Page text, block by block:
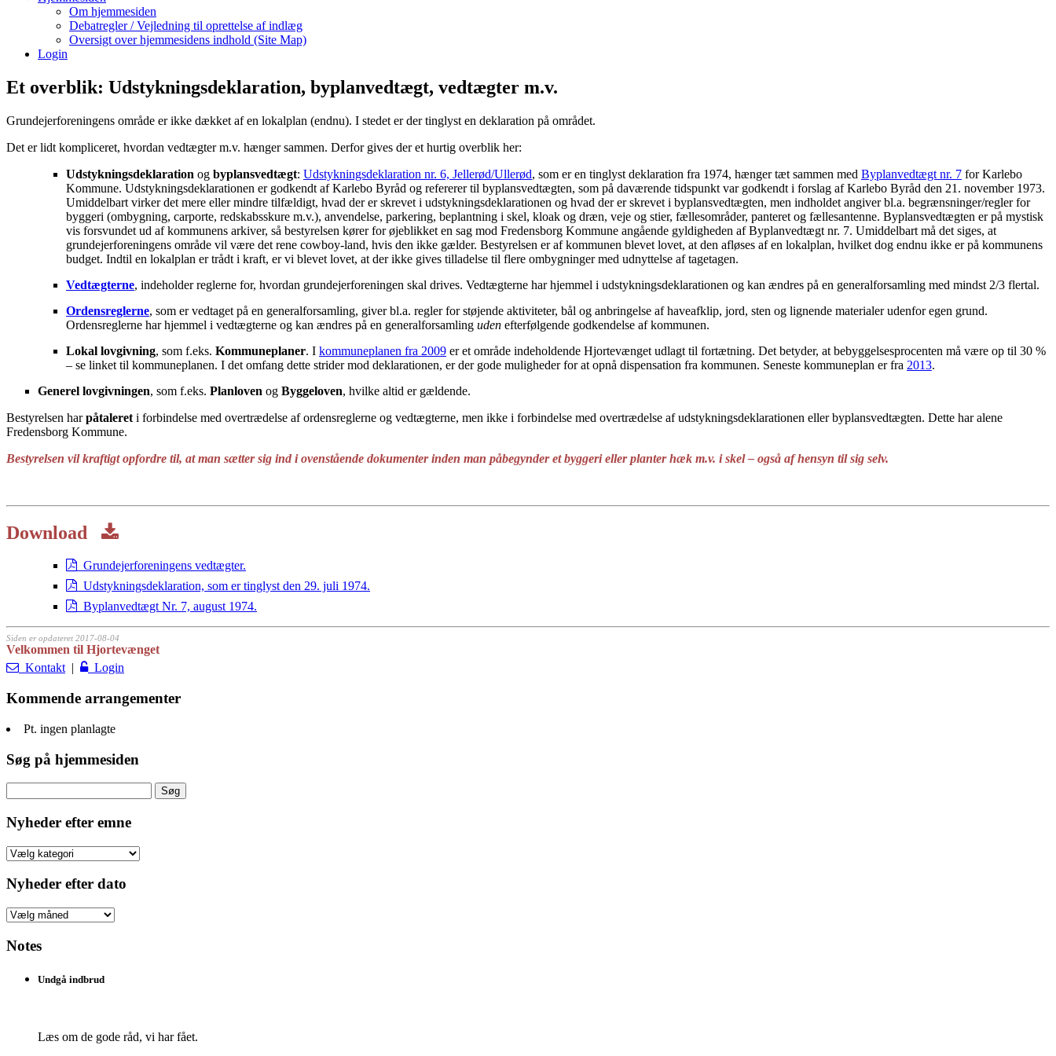
Om hjemmesiden
Debatregler / Vejledning til oprettelse af indlæg
Oversigt over hjemmesidens indhold (Site Map)
Login
Et overblik: Udstykningsdeklaration, byplanvedtægt, vedtægter m.v.
Grundejerforeningens område er ikke dækket af en lokalplan (endnu). I stedet er der tinglyst en deklaration på området.
Det er lidt kompliceret, hvordan vedtægter m.v. hænger sammen. Derfor gives der et hurtig overblik her:
Udstykningsdeklaration og byplansvedtægt: Udstykningsdeklaration nr. 6, Jellerød/Ullerød, som er en tinglyst deklaration fra 1974, hænger tæt sammen med Byplanvedtægt nr. 7 for Karlebo
Kommune. Udstykningsdeklarationen er godkendt af Karlebo Byråd og refererer til byplansvedtægten, som på daværende tidspunkt var godkendt i forslag af Karlebo Byråd den 21. november 1973.
Umiddelbart virker det mere eller mindre tilfældigt, hvad der er skrevet i udstykningsdeklarationen og hvad der er skrevet i byplansvedtægten, men indholdet angiver bl.a. begrænsninger/regler for
byggeri (ombygning, carporte, redskabsskure m.v.), anvendelse, parkering, beplantning i skel, kloak og dræn, veje og stier, fællesområder, panteret og fællesantenne. Byplansvedtægten er på mystisk
vis forsvundet ud af kommunens arkiver, så bestyrelsen kører for øjeblikket en sag mod Fredensborg Kommune angående gyldigheden af Byplanvedtægt nr. 7. Umiddelbart må det siges, at
grundejerforeningens område vil være det rene cowboy-land, hvis den ikke gælder. Bestyrelsen er af kommunen blevet lovet, at den afløses af en lokalplan, hvilket dog endnu ikke er på kommunens
budget. Indtil en lokalplan er trådt i kraft, er vi blevet lovet, at der ikke gives tilladelse til flere ombygninger med udnyttelse af tagetagen.
Vedtægterne, indeholder reglerne for, hvordan grundejerforeningen skal drives. Vedtægterne har hjemmel i udstykningsdeklarationen og kan ændres på en generalforsamling med mindst 2/3 flertal.
Ordensreglerne, som er vedtaget på en generalforsamling, giver bl.a. regler for støjende aktiviteter, bål og anbringelse af haveafklip, jord, sten og lignende materialer udenfor egen grund.
Ordensreglerne har hjemmel i vedtægterne og kan ændres på en generalforsamling uden efterfølgende godkendelse af kommunen.
Lokal lovgivning, som f.eks. Kommuneplaner. I kommuneplanen fra 2009 er et område indeholdende Hjortevænget udlagt til fortætning. Det betyder, at bebyggelsesprocenten må være op til 30 %
– se linket til kommuneplanen. I det omfang dette strider mod deklarationen, er der gode muligheder for at opnå dispensation fra kommunen. Seneste kommuneplan er fra 2013.
Generel lovgivningen, som f.eks. Planloven og Byggeloven, hvilke altid er gældende.
Bestyrelsen harpåtaleret i forbindelse med overtrædelse af ordensreglerne og vedtægterne, men ikke i forbindelse med overtrædelse af udstykningsdeklarationen eller byplansvedtægten. Dette har alene
Fredensborg Kommune.
Bestyrelsen vil kraftigt opfordre til, at man sætter sig ind i ovenstående dokumenter inden man påbegynder et byggeri eller planter hæk m.v. i skel – også af hensyn til sig selv.
Download
Grundejerforeningens vedtægter.
Udstykningsdeklaration, som er tinglyst den 29. juli 1974.
Byplanvedtægt Nr. 7, august 1974.
Siden er opdateret 2017-08-04
Velkommen til Hjortevænget
Kontakt| Login
Kommende arrangementer
Pt. ingen planlagte
Søg på hjemmesiden
efter:
Nyheder efter emne
Nyheder
emne
Nyheder efter dato
Nyheder
dato
Notes
Undgå indbrud
Læs om de gode råd, vi har fået.